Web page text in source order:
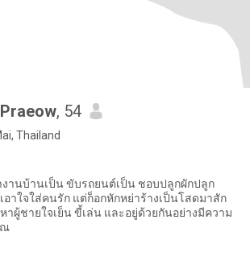
, 54
Thailand
านบ้านเป็น ขับรถยนต์เป็น ชอบปลูกผักปลูก
อาใจใส่คนรัก แต่ก็อกหักหย่าร้างเป็นโสดมาสัก
าผู้ชายใจเย็น ขี้เล่น และอยู่ด้วยกันอย่างมีความ
ณ